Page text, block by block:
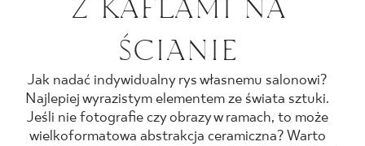
KOLEKCJE
DLA BIZNESU
ŚCIANIE
Jak nadać indywidualny rys własnemu salonowi?
Najlepiej wyrazistym elementem ze świata sztuki.
Jeśli nie fotografie czy obrazy w ramach, to może
wielkoformatowa abstrakcja ceramiczna? Warto